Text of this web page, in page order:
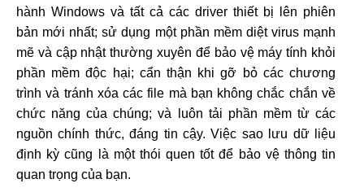
hành Windows và tất cả các driver thiết bị lên phiên
bản mới nhất; sử dụng một phần mềm diệt virus mạnh
mẽ và cập nhật thường xuyên để bảo vệ máy tính khỏi
phần mềm độc hại; cẩn thận khi gỡ bỏ các chương
trình và tránh xóa các file mà bạn không chắc chắn về
chức năng của chúng; và luôn tải phần mềm từ các
nguồn chính thức, đáng tin cậy. Việc sao lưu dữ liệu
định kỳ cũng là một thói quen tốt để bảo vệ thông tin
quan trọng của bạn.